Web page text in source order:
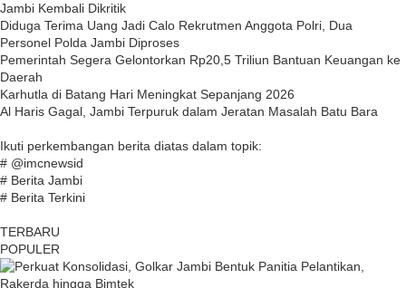
Jambi Kembali Dikritik
Diduga Terima Uang Jadi Calo Rekrutmen Anggota Polri, Dua
Personel Polda Jambi Diproses
Pemerintah Segera Gelontorkan Rp20,5 Triliun Bantuan Keuangan ke
Daerah
Karhutla di Batang Hari Meningkat Sepanjang 2026
Al Haris Gagal, Jambi Terpuruk dalam Jeratan Masalah Batu Bara
Ikuti perkembangan berita diatas dalam topik:
# @imcnewsid
# Berita Jambi
# Berita Terkini
TERBARU
POPULER